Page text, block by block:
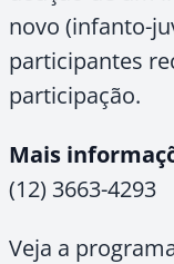
novo (infanto-
participantes
participação.
Mais
(12) 3663-4293
Veja a